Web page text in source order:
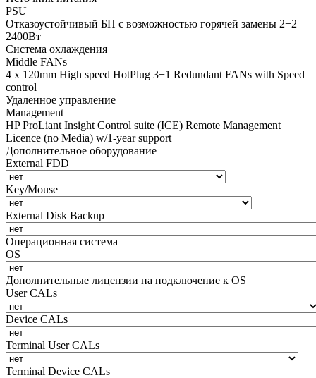
PSU
Отказоустойчивый БП с возможностью горячей замены 2+2
2400Вт
Система охлаждения
Middle FANs
4 x 120mm High speed HotPlug 3+1 Redundant FANs with Speed
control
Удаленное управление
Management
HP ProLiant Insight Control suite (ICE) Remote Management
Licence (no Media) w/1-year support
Дополнительное оборудование
External FDD
Key/Mouse
External Disk Backup
Операционная система
OS
Дополнительные лицензии на подключение к OS
User CALs
Device CALs
Terminal User CALs
Terminal Device CALs